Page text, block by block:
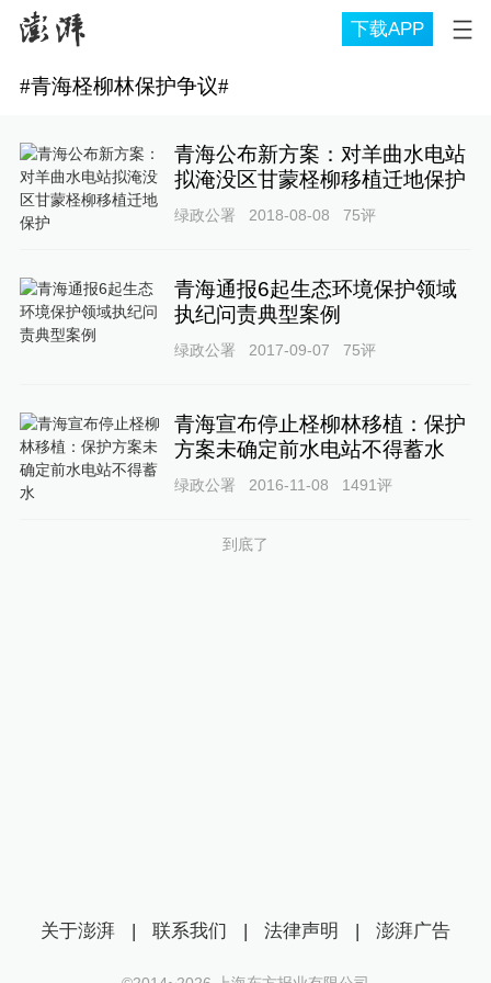
下载APP
#青海柽柳林保护争议#
青海公布新方案：对羊曲水电站
拟淹没区甘蒙柽柳移植迁地保护
绿政公署 2018-08-08 75评
青海通报6起生态环境保护领域
执纪问责典型案例
绿政公署 2017-09-07 75评
青海宣布停止柽柳林移植：保护
方案未确定前水电站不得蓄水
绿政公署 2016-11-08 1491评
到底了
关于澎湃 | 联系我们 | 法律声明 | 澎湃广告